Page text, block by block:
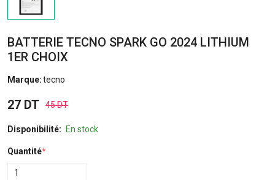
BATTERIE TECNO SPARK GO 2024 LITHIUM
1ER CHOIX
Marque:tecno
27 DT 45 DT
Disponibilité: En stock
Quantité*